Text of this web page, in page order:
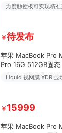
标准版
力度触控板可实现精
￥待发布
苹果 MacBook Pro
Pro 16G 512GB固
Liquid 视网膜 XDR 显
￥ 15999
苹果 MacBook Pro